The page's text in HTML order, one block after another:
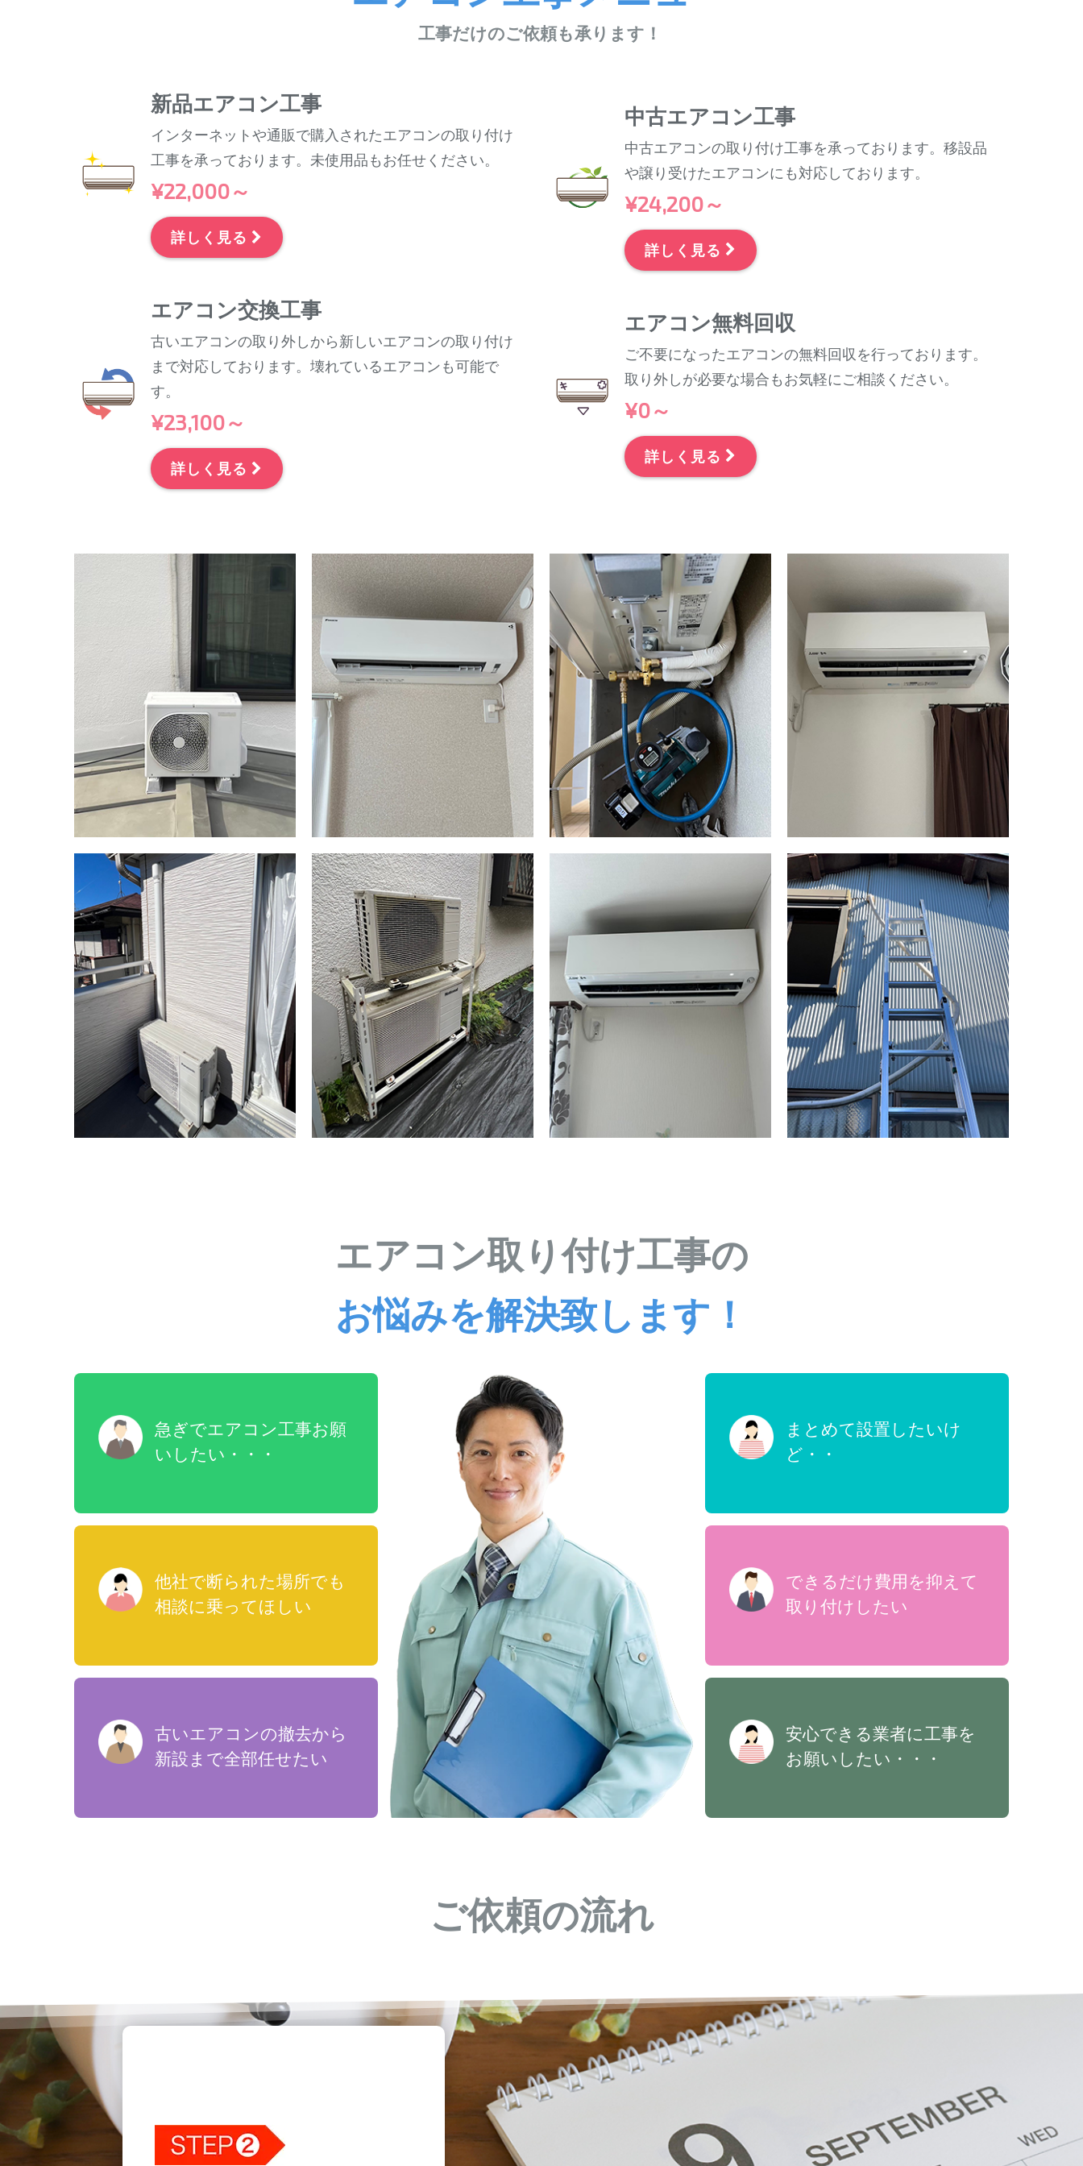
工事だけのご依頼も承ります！
新品エアコン工事
インターネットや通販で購入されたエアコンの取り付け
工事を承っております。未使用品もお任せください。
¥22,000～
詳しく見る
エアコン交換工事
古いエアコンの取り外しから新しいエアコンの取り付け
まで対応しております。壊れているエアコンも可能で
す。
¥23,100～
詳しく見る
中古エアコン工事
中古エアコンの取り付け工事を承っております。移設品
や譲り受けたエアコンにも対応しております。
¥24,200～
詳しく見る
エアコン無料回収
ご不要になったエアコンの無料回収を行っております。
取り外しが必要な場合もお気軽にご相談ください。
¥0～
詳しく見る
エアコン取り付け工事の
お悩みを解決致します！
急ぎでエアコン工事お願
いしたい・・・
他社で断られた場所でも
相談に乗ってほしい
古いエアコンの撤去から
新設まで全部任せたい
まとめて設置したいけ
ど・・
できるだけ費用を抑えて
取り付けしたい
安心できる業者に工事を
お願いしたい・・・
ご依頼の流れ